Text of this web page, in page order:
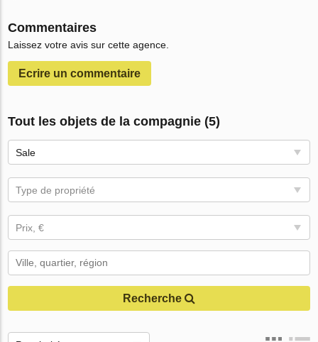
Commentaires
Laissez votre avis sur cette agence.
Ecrire un сommentaire
Tout les objets de la compagnie (5)
Sale
Type de propriété
Prix, €
Recherche